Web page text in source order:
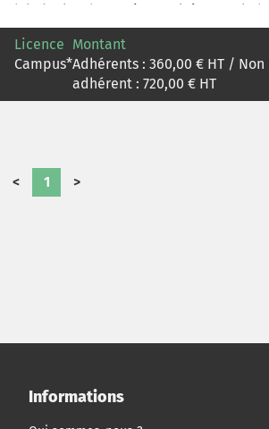
bénévoles de soutien scolaire. Sur la
retraçant les activités et la culture de
s'agit de faire l'analyse critique de ce
réorganisation et de gestion des
en est la logique interne ? Est-il
Licence
Campus*
Montant
Adhérents : 360,00 € HT / Non
adhérent : 720,00 € HT
< 1 >
Informations